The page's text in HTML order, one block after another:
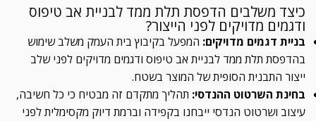
כיצד משלבים הדפסת תלת ממד לבניית אב טיפוס
ודגמים מדויקים לפני הייצור?
בניית דגמים מדויקים: המפעל בקיבוץ בית העמק משלב שימוש
בהדפסת תלת ממד לבניית אב טיפוס ודגמים מדויקים לפני שלב
ייצור התבנית הסופית של המוצר בשטח.
בחינת השרטוט ההנדסי: תהליך מתקדם זה מבטיח כי כל חשיבה,
עיצוב ושרטוט הנדסי ייבחנו בקפידה וברמת דיוק מקסימלית לפני